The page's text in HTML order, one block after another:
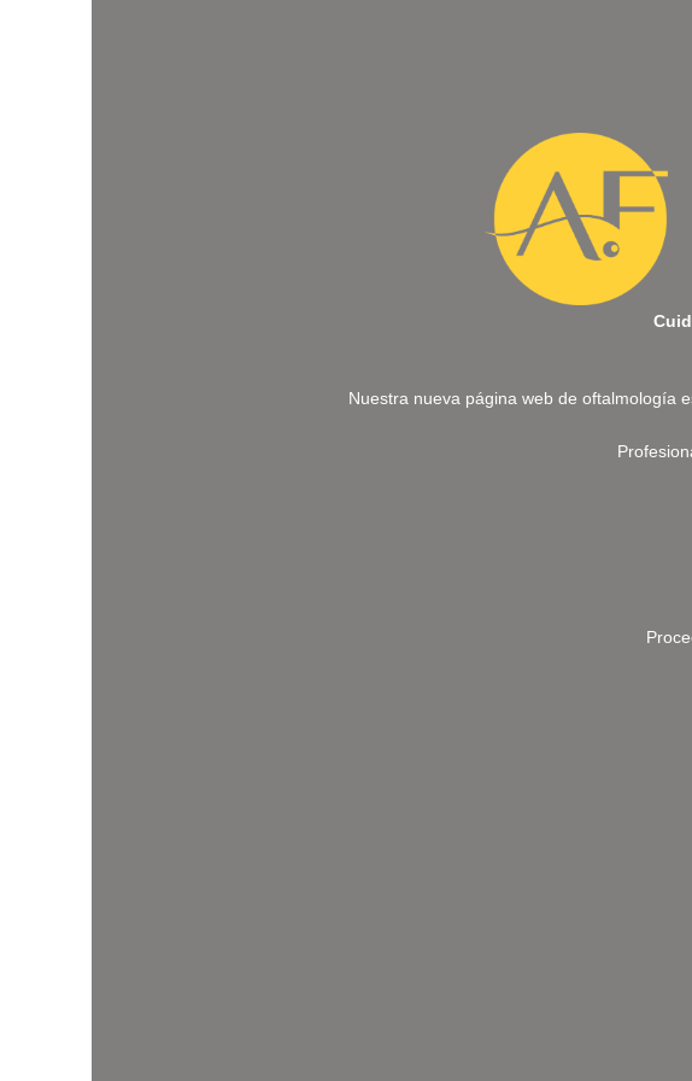
Nuestra nueva página web de oftalmología